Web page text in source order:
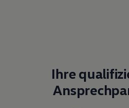
Ihre